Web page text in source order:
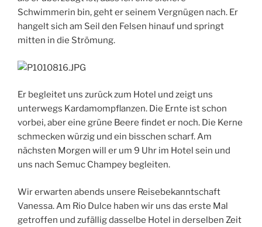
Schwimmerin bin, geht er seinem Vergnügen nach. Er
hangelt sich am Seil den Felsen hinauf und springt
mitten in die Strömung.
Er begleitet uns zurück zum Hotel und zeigt uns
unterwegs Kardamompflanzen. Die Ernte ist schon
vorbei, aber eine grüne Beere findet er noch. Die Kerne
schmecken würzig und ein bisschen scharf. Am
nächsten Morgen will er um 9 Uhr im Hotel sein und
uns nach Semuc Champey begleiten.
Wir erwarten abends unsere Reisebekanntschaft
Vanessa. Am Rio Dulce haben wir uns das erste Mal
getroffen und zufällig dasselbe Hotel in derselben Zeit